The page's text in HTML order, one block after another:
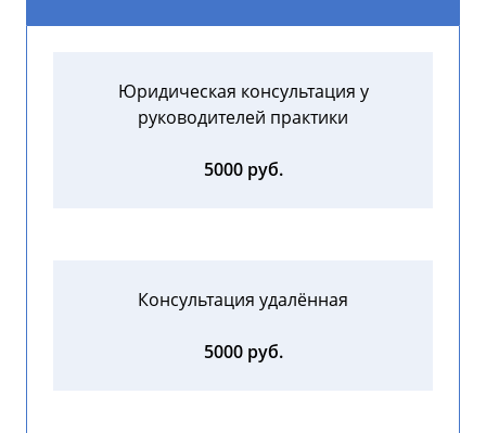
Юридическая консультация у
руководителей практики
5000 руб.
Консультация удалённая
5000 руб.